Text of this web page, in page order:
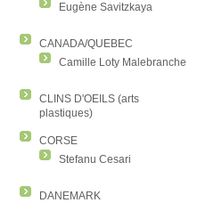
Eugène Savitzkaya
CANADA/QUEBEC
Camille Loty Malebranche
CLINS D'OEILS (arts
plastiques)
CORSE
Stefanu Cesari
DANEMARK